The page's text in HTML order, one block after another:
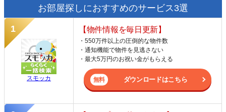
お部屋探しにおすすめのサービス3選
スモッカ
【物件情報を毎日更新】
・550万件以上の圧倒的な物件数
・通知機能で物件を見逃さない
・最大5万円のお祝い金がもらえる
ダウンロードはこちら